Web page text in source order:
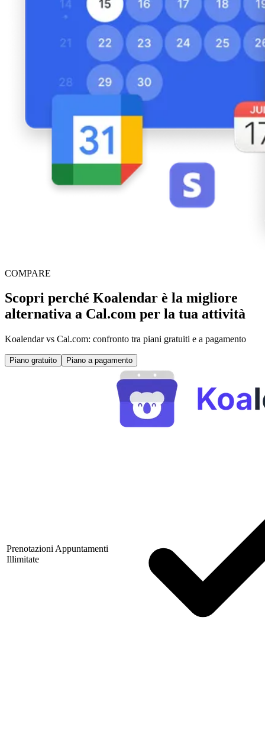
COMPARE
Scopri perché Koalendar è la migliore
alternativa a Cal.com per la tua attività
Koalendar vs Cal.com: confronto tra piani gratuiti e a pagamento
Piano gratuito Piano a pagamento
Prenotazioni Appuntamenti
Illimitate